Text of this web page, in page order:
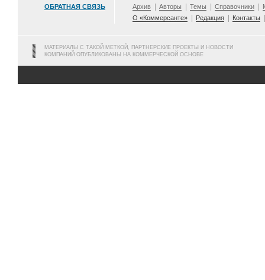
ОБРАТНАЯ СВЯЗЬ Архив Авторы Темы Справочники
О «Коммерсанте»
Редакция Контакты
МАТЕРИАЛЫ С ТАКОЙ МЕТКОЙ, ПАРТНЕРСКИЕ ПРОЕКТЫ И НОВОСТИ
КОМПАНИЙ ОПУБЛИКОВАНЫ НА КОММЕРЧЕСКОЙ ОСНОВЕ